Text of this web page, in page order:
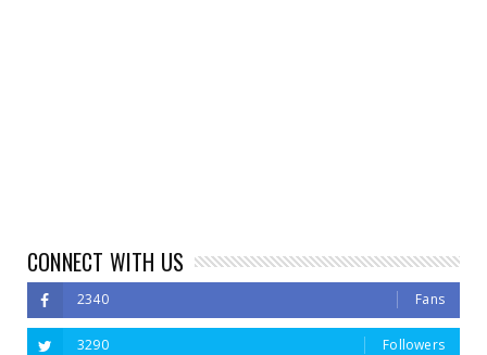
CONNECT WITH US
2340 Fans
3290 Followers